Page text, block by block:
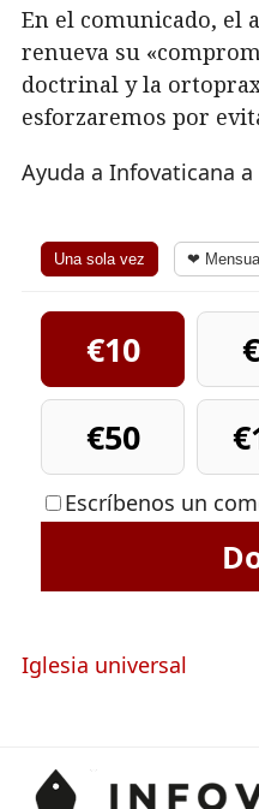
En el comunicado, el
renueva su
doctrinal y la
esforzaremos por
Ayuda a Infovaticana
Una sola vez ❤ Mensual
€10
€50
Escríbenos un
Iglesia universal